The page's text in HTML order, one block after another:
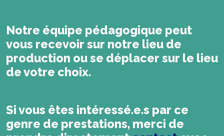
Notre équipe pédagogique peut
vous recevoir sur notre lieu de
production ou se déplacer sur le lieu
de votre choix.
Si vous êtes intéressé.e.s par ce
genre de prestations, merci de